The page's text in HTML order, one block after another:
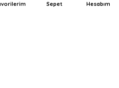
Sepet Hesabım